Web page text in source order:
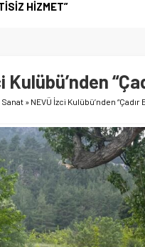
Kulübü’nden
Sanat » NEVÜ İzci Kulübü’nden “Çadır